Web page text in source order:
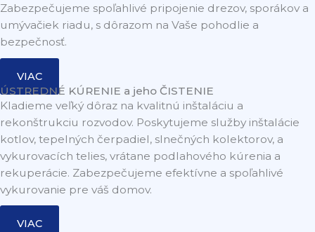
Zabezpečujeme spoľahlivé pripojenie drezov, sporákov a
umývačiek riadu, s dôrazom na Vaše pohodlie a
bezpečnosť.
VIAC
ÚSTREDNÉ KÚRENIE a jeho ČISTENIE
Kladieme veľký dôraz na kvalitnú inštaláciu a
rekonštrukciu rozvodov. Poskytujeme služby inštalácie
kotlov, tepelných čerpadiel, slnečných kolektorov, a
vykurovacích telies, vrátane podlahového kúrenia a
rekuperácie. Zabezpečujeme efektívne a spoľahlivé
vykurovanie pre váš domov.
VIAC